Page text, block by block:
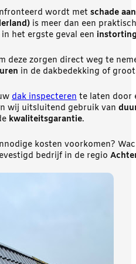
wordt met schade
is meer dan een
in het ergste geval een
deze zorgen direct weg te
in de dakbedekking of
dak inspecteren te laten door
wij uitsluitend gebruik van
kwaliteitsgarantie.
kosten voorkomen?
bedrijf in de regio